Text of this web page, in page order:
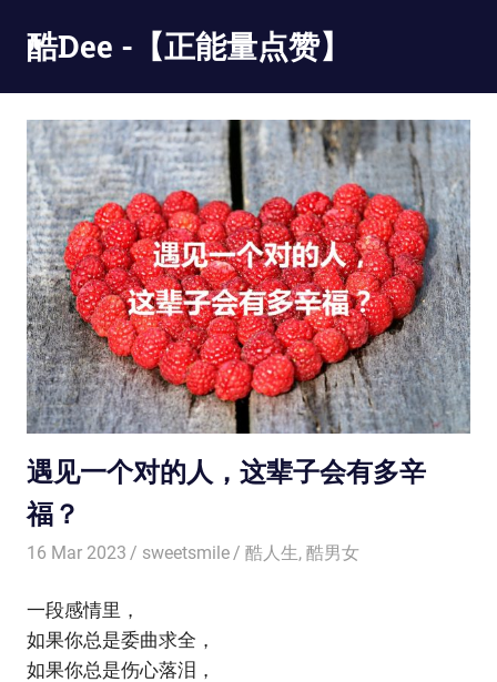
content
酷Dee -【正能量点赞】
最
酷
只
有
更
酷
遇见一个对的人，这辈子会有多辛
福？
16 Mar 2023 sweetsmile 酷人生,酷男女
一段感情里，
如果你总是委曲求全，
如果你总是伤心落泪，